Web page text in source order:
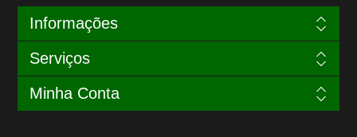
Informações
Serviços
Minha Conta